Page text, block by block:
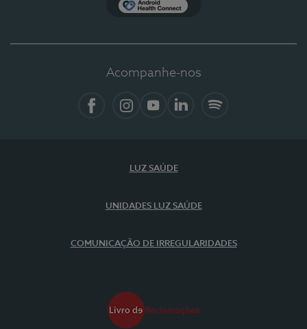
Acompanhe-nos
LUZ SAÚDE
UNIDADES LUZ SAÚDE
COMUNICAÇÃO DE IRREGULARIDADES